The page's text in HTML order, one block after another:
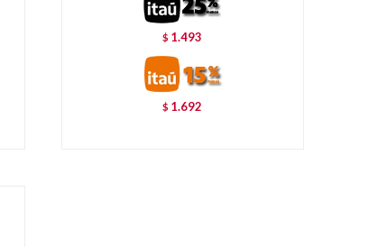
$ 1.493
$ 1.692